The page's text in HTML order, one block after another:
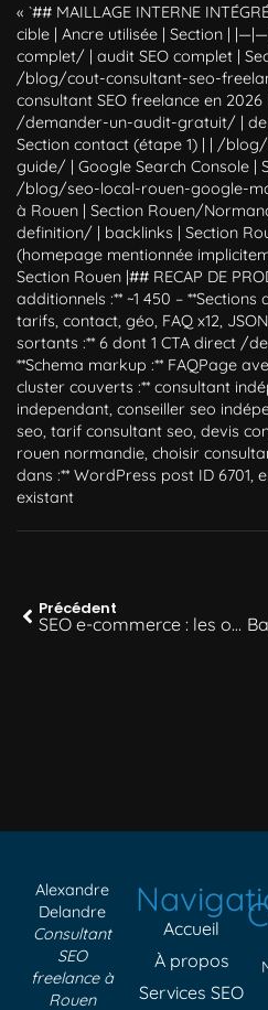
« `## MAILLAGE INTERNE
cible | Ancre utilisée | Section |
complet/ | audit SEO complet |
/blog/cout-consultant-seo-
consultant SEO freelance en
/demander-un-audit-gratuit/ |
Section contact (étape 1) | | /
guide/ | Google Search Console |
/blog/seo-local-rouen-google-
à Rouen | Section Rouen/
definition/ | backlinks | Section
(homepage mentionnée
Section Rouen |## RECAP DE
additionnels :** ~1 450 –
tarifs, contact, géo, FAQ x12,
sortants :** 6 dont 1 CTA direct /
**Schema markup :** FAQPage
cluster couverts :** consultant
independant, conseiller seo
seo, tarif consultant seo, devis
rouen normandie, choisir
dans :** WordPress post ID 6701,
existant
Précédent
SEO e-commerce : les optimisations indispensables pour vendre plus
Alexandre
Delandre
Consultant
SEO
freelance à
Rouen
Accueil
À propos
Services SEO